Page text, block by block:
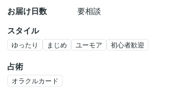
お届け日数
要相談
スタイル
ゆったり まじめ ユーモア 初心者歓迎
占術
オラクルカード